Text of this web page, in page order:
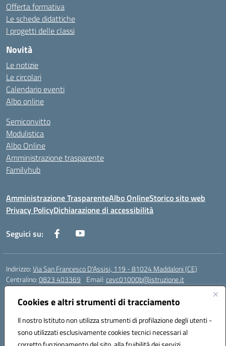
Cookies e altri strumenti di tracciamento
Il nostro Istituto non utilizza strumenti di profilazione degli utenti -
sono utilizzati esclusivamente cookies tecnici necessari al
Offerta formativa
Le schede didattiche
I progetti delle classi
Novità
Le notizie
Le circolari
Calendario eventi
Albo online
Semiconvitto
Modulistica
Albo Online
Amministrazione trasparente
Familyhub
Amministrazione TrasparenteAlbo OnlineStorico sito web
Privacy PolicyDichiarazione di accessibilità
Seguici su:
Indirizzo:Via San Francesco D'Assisi, 119 - 81024 Maddaloni (CE)
Centralino:0823 403369 Email:cevc01000b@istruzione.it
Posta elettronica certificata (PEC):
Codice fiscale: 80004990612 (Convitto) - 93044680614 (Scuole
Annesse)
Codice meccanografico:CEVC01000B
Codice Indice delle Pubbliche Amministrazioni (IPA): istsc_cevc01000b